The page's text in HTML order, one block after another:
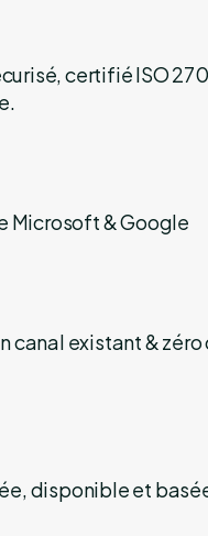
certifié ISO
Microsoft & Google
canal existant & zéro
disponible et